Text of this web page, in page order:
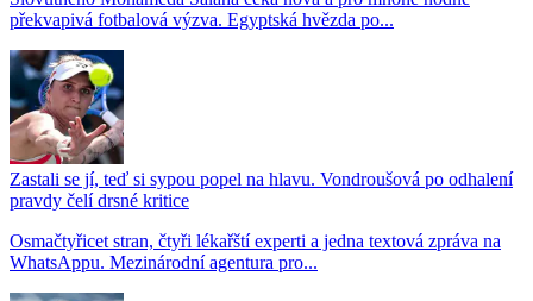
překvapivá fotbalová výzva. Egyptská hvězda po...
Zastali se jí, teď si sypou popel na hlavu. Vondroušová po odhalení
pravdy čelí drsné kritice
Osmačtyřicet stran, čtyři lékařští experti a jedna textová zpráva na
WhatsAppu. Mezinárodní agentura pro...